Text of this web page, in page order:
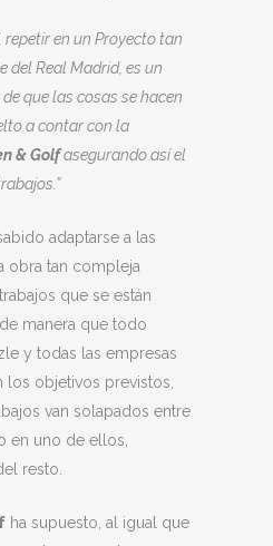
, repetir en un Proyecto tan
del Real Madrid, es un
que las cosas se hacen
a contar con la
& Golfasegurando así el
adaptarse a las
obra tan compleja
que se están
manera que todo
y todas las empresas
los objetivos previstos,
van solapados entre
en uno de ellos,
resto.
ha supuesto, al igual que